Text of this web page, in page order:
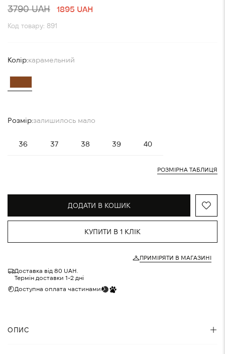
3790 UAH 1895 UAH
Код товару: 891
Колір:карамельний
Розмір:залишилось мало
36 37 38 39 40
РОЗМІРНА ТАБЛИЦЯ
ДОДАТИ В КОШИК
КУПИТИ В 1 КЛІК
ПРИМІРЯТИ В МАГАЗИНІ
Доставка від 80 UAH.
Термін доставки 1-2 дні
Доступна оплата частинами
ОПИС